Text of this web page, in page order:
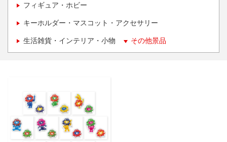
フィギュア・ホビー
キーホルダー・マスコット・アクセサリー
生活雑貨・インテリア・小物 その他景品